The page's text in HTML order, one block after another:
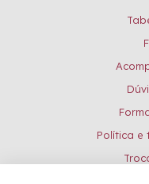
Política e